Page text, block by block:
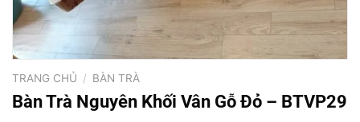
TRANG CHỦ / BÀN TRÀ
Bàn Trà Nguyên Khối Vân Gỗ Đỏ – BTVP29